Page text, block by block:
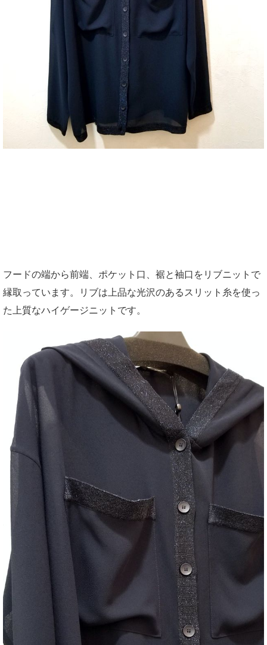
フードの端から前端、ポケット口、裾と袖口をリブニットで
縁取っています。リブは上品な光沢のあるスリット糸を使っ
た上質なハイゲージニットです。